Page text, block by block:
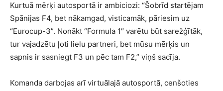
Kurtuā mērķi autosportā ir ambiciozi: “Šobrīd startējam
Spānijas F4, bet nākamgad, visticamāk, pāriesim uz
“Eurocup-3”. Nonākt “Formula 1″ varētu būt sarežģītāk,
tur vajadzētu ļoti lielu partneri, bet mūsu mērķis un
sapnis ir sasniegt F3 un pēc tam F2,” viņš sacīja.
Komanda darbojas arī virtuālajā autosportā, cenšoties